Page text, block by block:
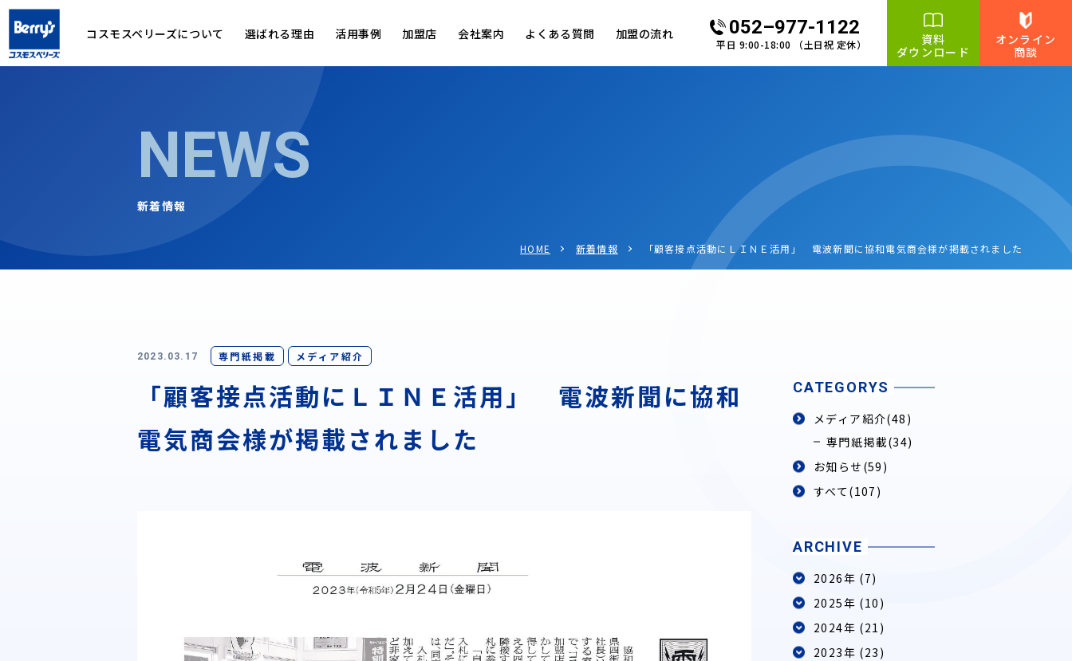
コスモスベリーズについて 選ばれる理由 活用事例 加盟店 会社案内 よくある質問 加盟の流れ 052–977-1122
平日 9:00-18:00 （土日祝 定休）
資料
ダウンロード
オンライン
商談
NEWS
新着情報
HOME 新着情報 「顧客接点活動にＬＩＮＥ活用」 電波新聞に協和電気商会様が掲載されました
2023.03.17 専門紙掲載 メディア紹介
「顧客接点活動にＬＩＮＥ活用」 電波新聞に協和
電気商会様が掲載されました
CATEGORYS
メディア紹介(48)
専門紙掲載(34)
お知らせ (59)
すべて(107)
ARCHIVE
2026年 (7)
2025年 (10)
2024年 (21)
2023年 (23)